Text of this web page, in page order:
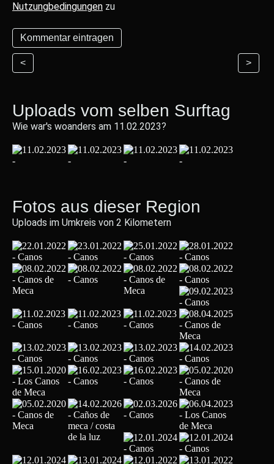
Nutzungbedingungen zu
< >
Uploads vom selben Surftag
Wie war's woanders am 11.02.2023?
Fotos aus dieser Region
Uploads im Umkreis von 2 Kilometern